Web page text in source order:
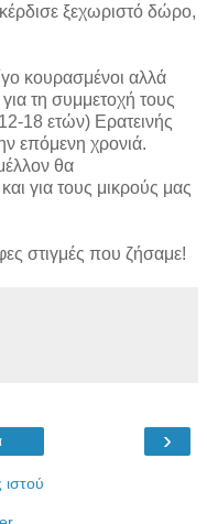
ξεχωριστό δώρο,
κουρασμένοι αλλά
τη συμμετοχή τους
18 ετών) Ερατεινής
επόμενη χρονιά.
θα
για τους μικρούς μας
στιγμές που ζήσαμε!
›